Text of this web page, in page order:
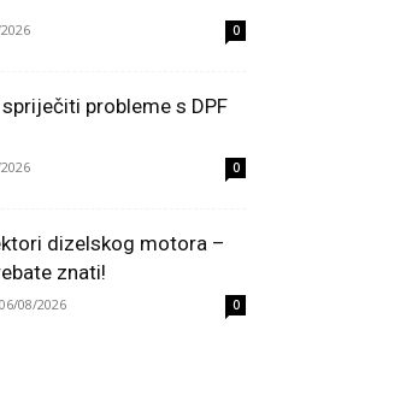
0
probleme s DPF
0
dizelskog motora –
znati!
06/08/2026 0